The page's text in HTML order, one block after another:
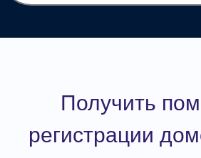
Получить
регистрации